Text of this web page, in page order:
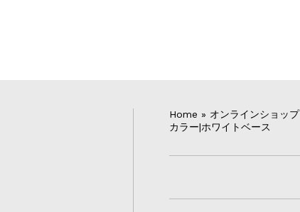
Home » オンラインショップ
カラー|ホワイトベース